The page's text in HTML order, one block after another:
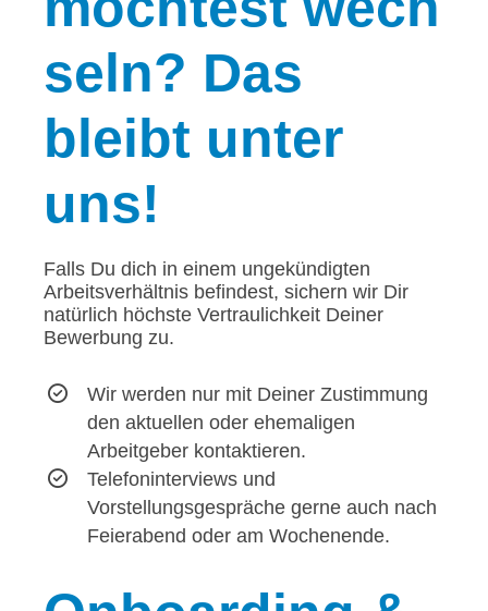
seln? Das
bleibt unter
uns!
Falls Du dich in einem ungekündigten
Arbeitsverhältnis befindest, sichern wir Dir
natürlich höchste Vertraulichkeit Deiner
Bewerbung zu.
Wir werden nur mit Deiner Zustimmung
den aktuellen oder ehemaligen
Arbeitgeber kontaktieren.
Telefoninterviews und
Vorstellungsgespräche gerne auch nach
Feierabend oder am Wochenende.